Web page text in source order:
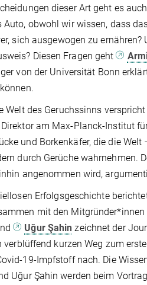
dieser Art geht es
Auto, obwohl wir wissen, dass
sich ausgewogen zu
Diesen Fragen geht
von der Universität Bonn
Welt des Geruchssinns
Direktor am Max-Planck-Institut
und Borkenkäfer, die die
durch Gerüche wahrnehmen.
angenommen wird,
Erfolgsgeschichte
mit den
Uğur Şahin zeichnet der
verblüffend kurzen Weg zum
19-Impfstoff nach. Die
Uğur Şahin werden beim